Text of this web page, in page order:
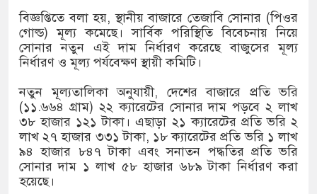
ট্রাকে অভিনব কৌশলে লুকানো সোয়া কোটি
জব্দ
কাটিয়ে রেকর্ড গড়ে মেসির জোড়া গোল, বড় জয়
পর ব্যাটেই জবাব, অস্ট্রেলিয়ার বিপক্ষে মিরাজের
বিজ্ঞপ্তিতে বলা হয়, স্থানীয় বাজারে তেজাবি সোনার (পিওর
গোল্ড) মূল্য কমেছে। সার্বিক পরিস্থিতি বিবেচনায় নিয়ে
সোনার নতুন এই দাম নির্ধারণ করেছে বাজুসের মূল্য
নির্ধারণ ও মূল্য পর্যবেক্ষণ স্থায়ী কমিটি।
নতুন মূল্যতালিকা অনুযায়ী, দেশের বাজারে প্রতি ভরি
(১১.৬৬৪ গ্রাম) ২২ ক্যারেটের সোনার দাম পড়বে ২ লাখ
৩৮ হাজার ১২১ টাকা। এছাড়া ২১ ক্যারেটের প্রতি ভরি ২
লাখ ২৭ হাজার ৩৩১ টাকা, ১৮ ক্যারেটের প্রতি ভরি ১ লাখ
৯৪ হাজার ৮৪৭ টাকা এবং সনাতন পদ্ধতির প্রতি ভরি
সোনার দাম ১ লাখ ৫৮ হাজার ৬৮৯ টাকা নির্ধারণ করা
হয়েছে।